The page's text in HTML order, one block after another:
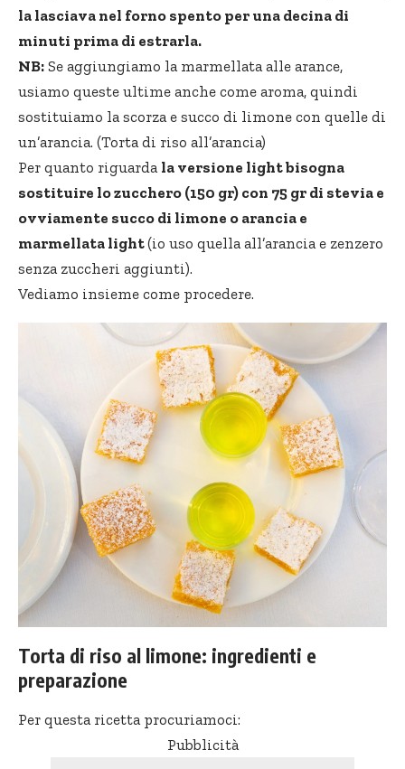
la lasciava nel forno spento per una decina di
minuti prima di estrarla.
NB: Se aggiungiamo la marmellata alle arance,
usiamo queste ultime anche come aroma, quindi
sostituiamo la scorza e succo di limone con quelle di
un’arancia. (Torta di riso all’arancia)
Per quanto riguarda la versione light bisogna
sostituire lo zucchero (150 gr) con 75 gr di stevia e
ovviamente succo di limone o arancia e
marmellata light(io uso quella all’arancia e zenzero
senza zuccheri aggiunti).
Vediamo insieme come procedere.
Torta di riso al limone: ingredienti e
preparazione
Per questa ricetta procuriamoci:
Pubblicità